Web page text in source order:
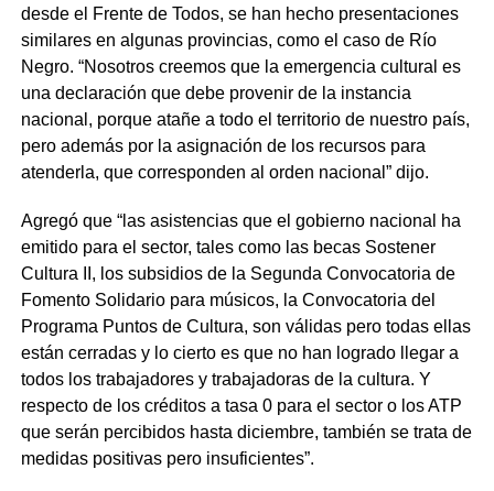
desde el Frente de Todos, se han hecho presentaciones
similares en algunas provincias, como el caso de Río
Negro. “Nosotros creemos que la emergencia cultural es
una declaración que debe provenir de la instancia
nacional, porque atañe a todo el territorio de nuestro país,
pero además por la asignación de los recursos para
atenderla, que corresponden al orden nacional” dijo.
Agregó que “las asistencias que el gobierno nacional ha
emitido para el sector, tales como las becas Sostener
Cultura II, los subsidios de la Segunda Convocatoria de
Fomento Solidario para músicos, la Convocatoria del
Programa Puntos de Cultura, son válidas pero todas ellas
están cerradas y lo cierto es que no han logrado llegar a
todos los trabajadores y trabajadoras de la cultura. Y
respecto de los créditos a tasa 0 para el sector o los ATP
que serán percibidos hasta diciembre, también se trata de
medidas positivas pero insuficientes”.